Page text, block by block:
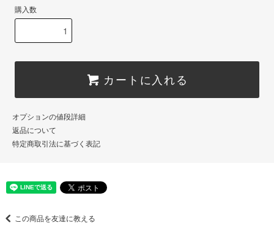
購入数
カートに入れる
オプションの値段詳細
返品について
特定商取引法に基づく表記
この商品を友達に教える